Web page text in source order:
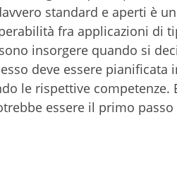
standard e aperti è un
fra applicazioni di
insorgere quando si
deve essere pianificata
le rispettive competenze.
essere il primo passo